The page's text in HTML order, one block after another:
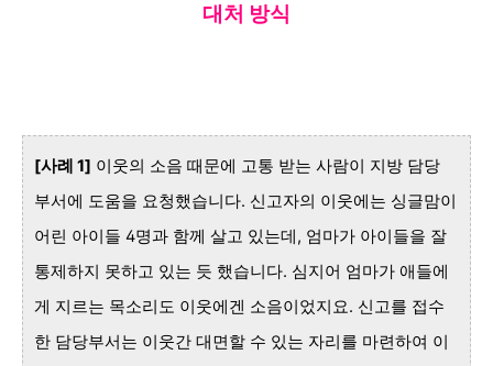
대처 방식
[사례 1] 이웃의 소음 때문에 고통 받는 사람이 지방 담당
부서에 도움을 요청했습니다. 신고자의 이웃에는 싱글맘이
어린 아이들 4명과 함께 살고 있는데, 엄마가 아이들을 잘
통제하지 못하고 있는 듯 했습니다. 심지어 엄마가 애들에
게 지르는 목소리도 이웃에겐 소음이었지요. 신고를 접수
한 담당부서는 이웃간 대면할 수 있는 자리를 마련하여 이